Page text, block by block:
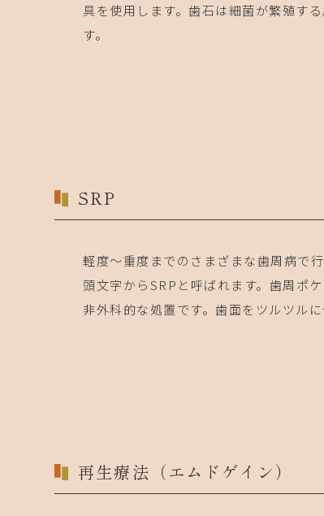
具を使用します。歯石は細菌が繁殖す
す。
SRP
軽度～重度までのさまざまな歯周病で
頭文字からSRPと呼ばれます。歯周ポ
非外科的な処置です。歯面をツルツル
再生療法（エムドゲイン）